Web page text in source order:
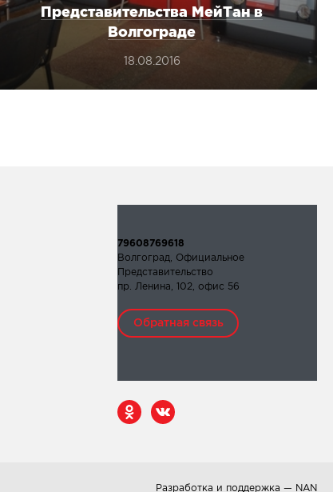
Представительства МейТан в
Волгограде
18.08.2016
79608769618
Волгоград, Официальное
Представительство
пр. Ленина, 102, офис 56
Обратная связь
Разработка и поддержка — NAN